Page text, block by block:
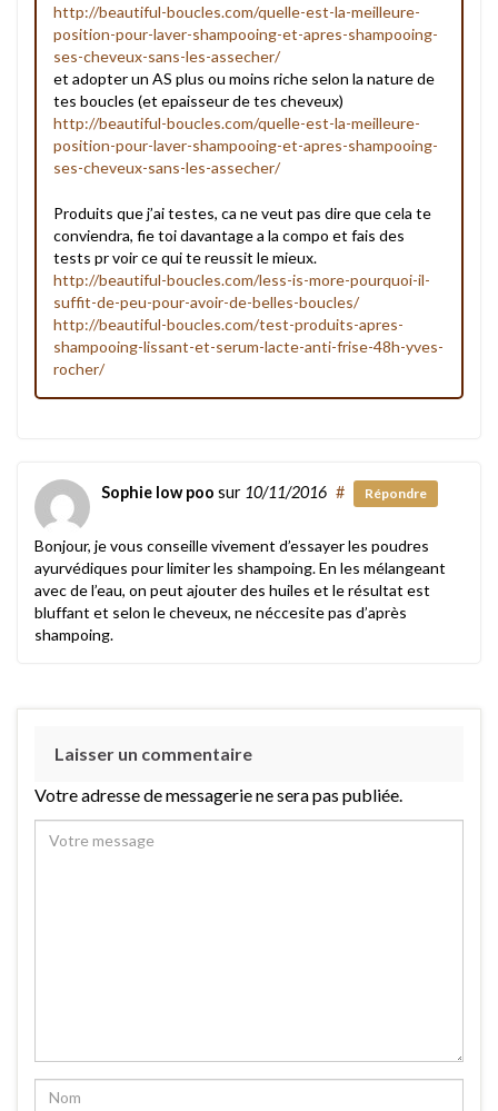
http://beautiful-boucles.com/quelle-est-la-meilleure-
position-pour-laver-shampooing-et-apres-shampooing-
ses-cheveux-sans-les-assecher/
et adopter un AS plus ou moins riche selon la nature de
tes boucles (et epaisseur de tes cheveux)
http://beautiful-boucles.com/quelle-est-la-meilleure-
position-pour-laver-shampooing-et-apres-shampooing-
ses-cheveux-sans-les-assecher/
Produits que j’ai testes, ca ne veut pas dire que cela te
conviendra, fie toi davantage a la compo et fais des
tests pr voir ce qui te reussit le mieux.
http://beautiful-boucles.com/less-is-more-pourquoi-il-
suffit-de-peu-pour-avoir-de-belles-boucles/
http://beautiful-boucles.com/test-produits-apres-
shampooing-lissant-et-serum-lacte-anti-frise-48h-yves-
rocher/
Sophie low poo sur 10/11/2016 # Répondre
Bonjour, je vous conseille vivement d’essayer les poudres
ayurvédiques pour limiter les shampoing. En les mélangeant
avec de l’eau, on peut ajouter des huiles et le résultat est
bluffant et selon le cheveux, ne néccesite pas d’après
shampoing.
Laisser un commentaire
Votre adresse de messagerie ne sera pas publiée.